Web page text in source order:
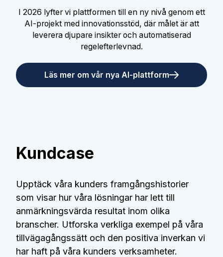
I 2026 lyfter vi plattformen till en ny nivå genom ett
AI-projekt med innovationsstöd, där målet är att
leverera djupare insikter och automatiserad
regelefterlevnad.
Läs mer om vår nya AI-plattform
Kundcase
Upptäck våra kunders framgångshistorier
som visar hur våra lösningar har lett till
anmärkningsvärda resultat inom olika
branscher. Utforska verkliga exempel på våra
tillvägagångssätt och den positiva inverkan vi
har haft på våra kunders verksamheter.